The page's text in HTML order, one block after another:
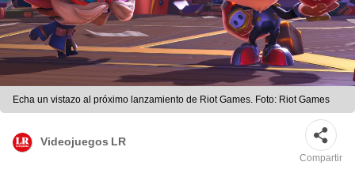
Echa un vistazo al próximo lanzamiento de Riot Games. Foto: Riot Games
Videojuegos LR
Compartir